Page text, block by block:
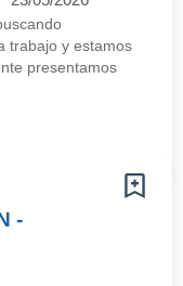
trabajo y estamos
presentamos
-